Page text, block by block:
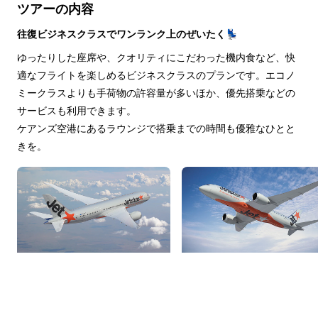
ツアーの内容
往復ビジネスクラスでワンランク上のぜいたく💺
ゆったりした座席や、クオリティにこだわった機内食など、快
適なフライトを楽しめるビジネスクラスのプランです。エコノ
ミークラスよりも手荷物の許容量が多いほか、優先搭乗などの
サービスも利用できます。
ケアンズ空港にあるラウンジで搭乗までの時間も優雅なひとと
きを。